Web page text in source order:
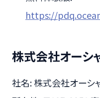
https://
株式会社オーシ
社名: 株式会社オーシ